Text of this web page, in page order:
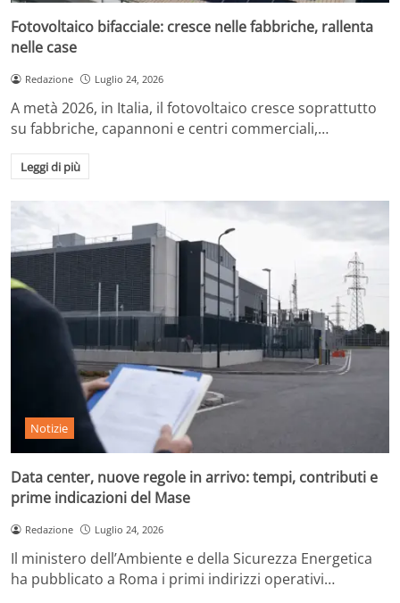
Fotovoltaico bifacciale: cresce nelle fabbriche, rallenta
nelle case
Redazione Luglio 24, 2026
A metà 2026, in Italia, il fotovoltaico cresce soprattutto
su fabbriche, capannoni e centri commerciali,…
Leggi di più
Notizie
Data center, nuove regole in arrivo: tempi, contributi e
prime indicazioni del Mase
Redazione Luglio 24, 2026
Il ministero dell’Ambiente e della Sicurezza Energetica
ha pubblicato a Roma i primi indirizzi operativi…